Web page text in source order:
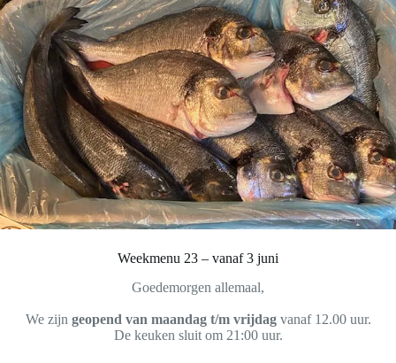
Weekmenu 23 – vanaf 3 juni
Goedemorgen allemaal,
We zijn geopend van maandag t/m vrijdagvanaf 12.00 uur.
De keuken sluit om 21:00 uur.